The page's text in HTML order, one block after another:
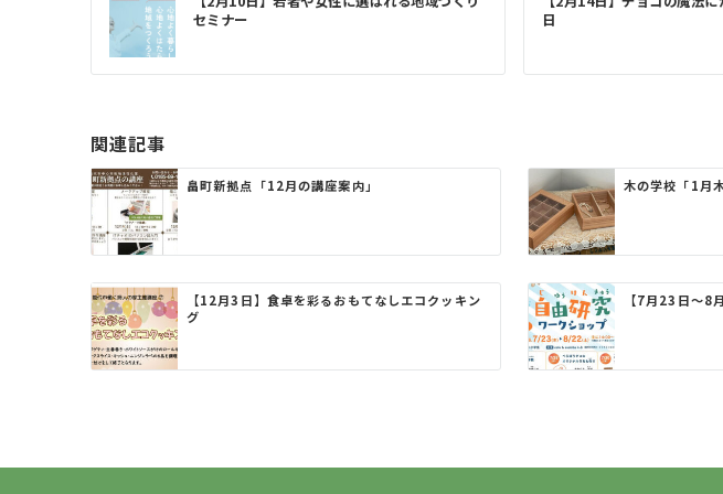
稿
ナ
ゲ
ー
シ
ョ
ン
セミナー
日
関連記事
畠町新拠点「12月の講座案内」 木の学校「1月
【12月3日】食卓を彩るおもてなしエコクッキン
グ
【7月23日〜8